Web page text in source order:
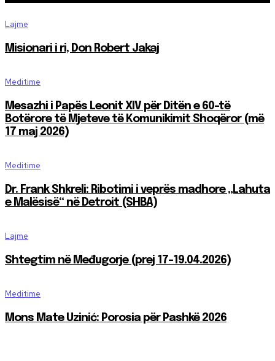
Lajme
Misionari i ri, Don Robert Jakaj
Meditime
Mesazhi i Papës Leonit XIV për Ditën e 60-të
Botërore të Mjeteve të Komunikimit Shoqëror (më
17 maj 2026)
Meditime
Dr. Frank Shkreli: Ribotimi i veprës madhore „Lahuta
e Malësisë“ në Detroit (SHBA)
Lajme
Shtegtim në Međugorje (prej 17-19.04.2026)
Meditime
Mons Mate Uzinić: Porosia për Pashkë 2026